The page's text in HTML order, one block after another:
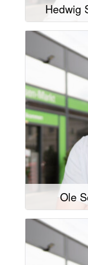
Hedwig
Ole